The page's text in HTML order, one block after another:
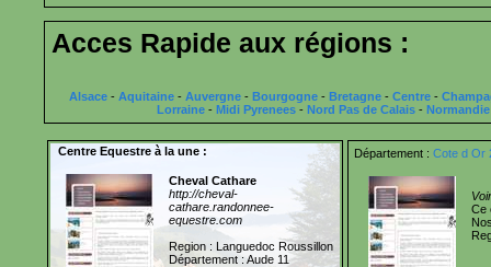
Acces Rapide aux régions :
Alsace - Aquitaine - Auvergne - Bourgogne - Bretagne - Centre -
Lorraine- Midi Pyrenees- Nord Pas de Calais- Normandie
Centre Equestre à la une :
Cheval Cathare
http://cheval-
cathare.randonnee-
equestre.com
Region : Languedoc Roussillon
Département : Aude 11
Département : Cote d Or
Ce